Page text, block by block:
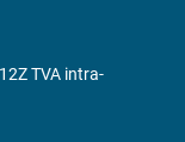
TVA intra-